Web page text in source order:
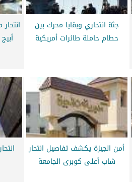
جثة انتحاري وبقايا محرك بين
حطام حاملة طائرات أمريكية
أمن الجيزة يكشف تفاصيل انتحار
شاب أعلى كوبرى الجامعة